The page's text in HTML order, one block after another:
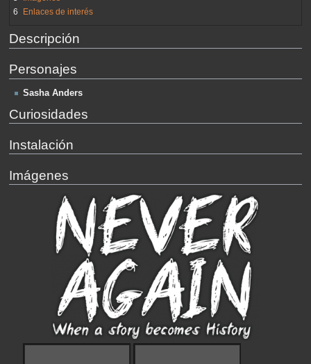
6
Enlaces de interés
Descripción
Personajes
Sasha Anders
Curiosidades
Instalación
Imágenes